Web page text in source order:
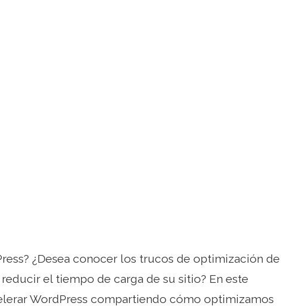
¿Desea conocer los trucos de optimización de
el tiempo de carga de su sitio? En este
WordPress compartiendo cómo optimizamos